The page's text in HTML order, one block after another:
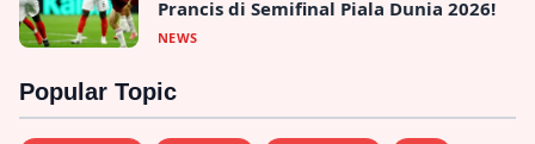
Prancis di Semifinal Piala Dunia 2026!
NEWS
Popular Topic